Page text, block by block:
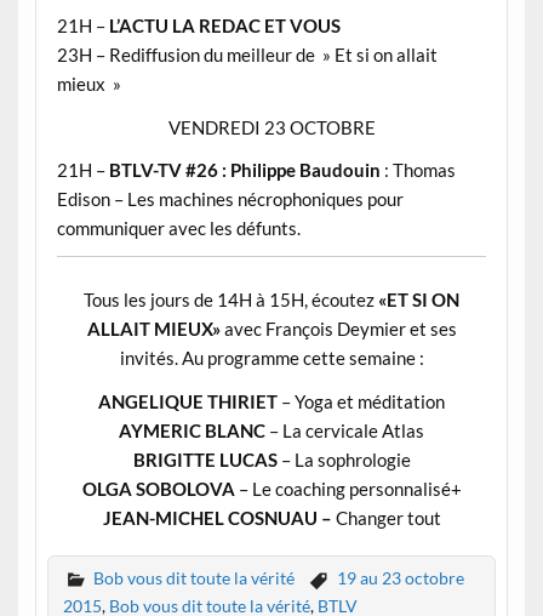
21H – L’ACTU LA REDAC ET VOUS
23H – Rediffusion du meilleur de » Et si on allait
mieux »
VENDREDI 23 OCTOBRE
21H –BTLV-TV #26 : Philippe Baudouin : Thomas
Edison – Les machines nécrophoniques pour
communiquer avec les défunts.
Tous les jours de 14H à 15H, écoutez «ET SI ON
ALLAIT MIEUX»avec François Deymier et ses
invités. Au programme cette semaine :
ANGELIQUE THIRIET – Yoga et méditation
AYMERIC BLANC – La cervicale Atlas
BRIGITTE LUCAS– La sophrologie
OLGA SOBOLOVA – Le coaching personnalisé+
JEAN-MICHEL COSNUAU – Changer tout
Bob vous dit toute la vérité
19 au 23 octobre
2015, Bob vous dit toute la vérité, BTLV